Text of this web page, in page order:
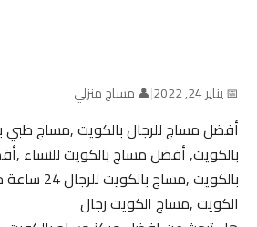
📅 يناير 24, 2022 |👤 مساج منزلي
أفضل مساج للرجال بالكويت ,مساج طبي
بالكويت, أفضل مساج بالكويت للنساء
بالكويت ,مساج
الكويت ,مساج الكويت رجال